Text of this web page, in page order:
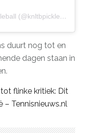
Een bericht gedeeld door KNLTB Pickleball (@knltbpickleball)
duurt nog tot en
dagen staan in
flinke kritiek: Dit
– Tennisnieuws.nl